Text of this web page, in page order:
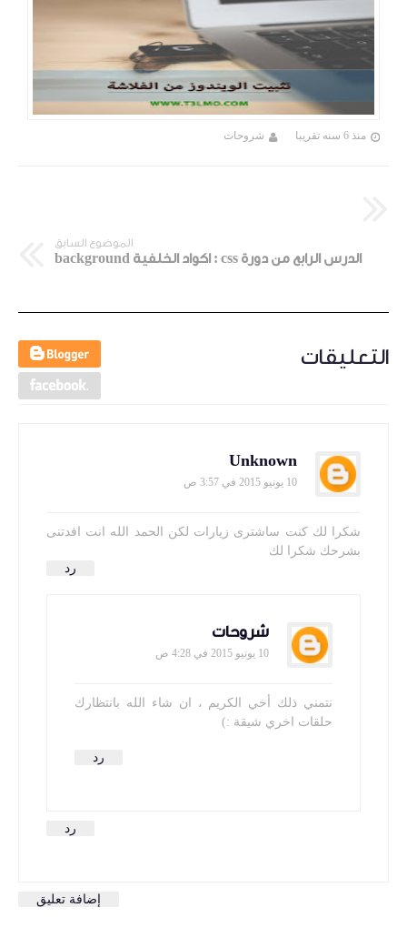
منذ 6 سنه تقريبا شروحات
الموضوع السابق
الدرس الرابع من دورة css : اكواد الخلفية background
التعليقات
Unknown
10 يونيو 2015 في 3:57 ص
شكرا لك كنت ساشترى زيارات لكن الحمد الله انت افدتنى
بشرحك شكرا لك
رد
شروحات
10 يونيو 2015 في 4:28 ص
نتمني ذلك أخي الكريم ، ان شاء الله بانتظارك
حلقات اخري شيقة :)
رد
رد
إضافة تعليق